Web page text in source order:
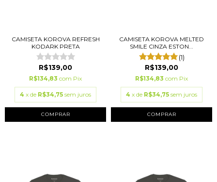
CAMISETA KOROVA REFRESH
KODARK PRETA
R$139,00
R$134,83 com Pix
4 x de R$34,75 sem juros
COMPRAR
CAMISETA KOROVA MELTED
SMILE CINZA ESTON...
(1)
R$139,00
R$134,83 com Pix
4 x de R$34,75 sem juros
COMPRAR